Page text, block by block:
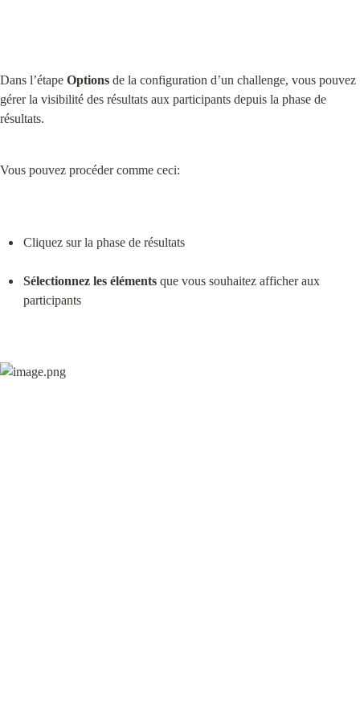
Dans l’étape Options de la configuration d’un challenge, vous pouvez
gérer la visibilité des résultats aux participants depuis la phase de
résultats.
Vous pouvez procéder comme ceci:
Cliquez sur la phase de résultats
Sélectionnez les éléments que vous souhaitez afficher aux
participants